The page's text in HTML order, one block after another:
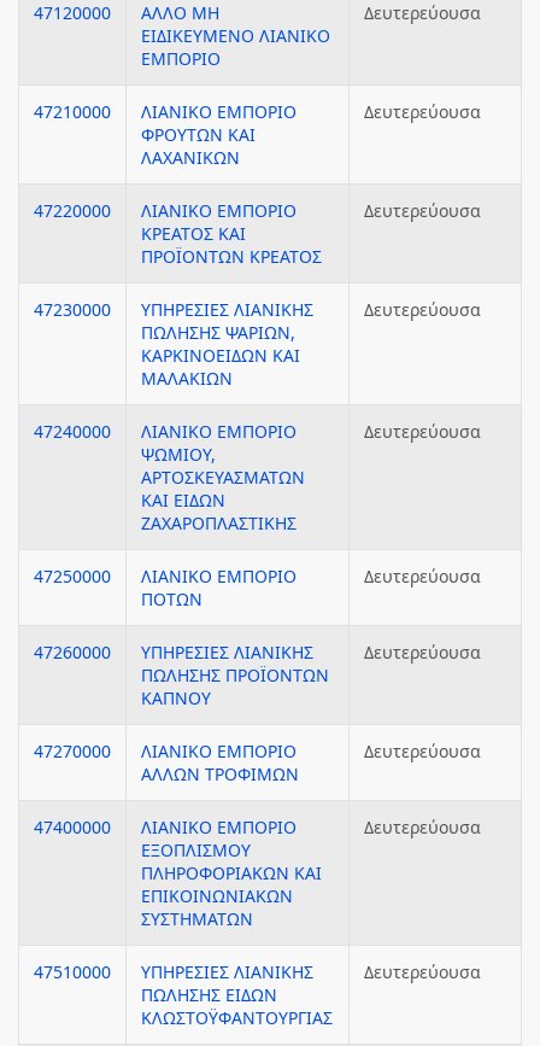
47120000
ΑΛΛΟ ΜΗ
ΕΙΔΙΚΕΥΜΕΝΟ ΛΙΑΝΙΚΟ
ΕΜΠΟΡΙΟ
Δευτερεύουσα
47210000
ΛΙΑΝΙΚΟ ΕΜΠΟΡΙΟ
ΦΡΟΥΤΩΝ ΚΑΙ
ΛΑΧΑΝΙΚΩΝ
Δευτερεύουσα
47220000
ΛΙΑΝΙΚΟ ΕΜΠΟΡΙΟ
ΚΡΕΑΤΟΣ ΚΑΙ
ΠΡΟΪΟΝΤΩΝ ΚΡΕΑΤΟΣ
Δευτερεύουσα
47230000
ΥΠΗΡΕΣΙΕΣ ΛΙΑΝΙΚΗΣ
ΠΩΛΗΣΗΣ ΨΑΡΙΩΝ,
ΚΑΡΚΙΝΟΕΙΔΩΝ ΚΑΙ
ΜΑΛΑΚΙΩΝ
Δευτερεύουσα
47240000
ΛΙΑΝΙΚΟ ΕΜΠΟΡΙΟ
ΨΩΜΙΟΥ,
ΑΡΤΟΣΚΕΥΑΣΜΑΤΩΝ
ΚΑΙ ΕΙΔΩΝ
ΖΑΧΑΡΟΠΛΑΣΤΙΚΗΣ
Δευτερεύουσα
47250000
ΛΙΑΝΙΚΟ ΕΜΠΟΡΙΟ
ΠΟΤΩΝ
Δευτερεύουσα
47260000
ΥΠΗΡΕΣΙΕΣ ΛΙΑΝΙΚΗΣ
ΠΩΛΗΣΗΣ ΠΡΟΪΟΝΤΩΝ
ΚΑΠΝΟΥ
Δευτερεύουσα
47270000
ΛΙΑΝΙΚΟ ΕΜΠΟΡΙΟ
ΑΛΛΩΝ ΤΡΟΦΙΜΩΝ
Δευτερεύουσα
47400000
ΛΙΑΝΙΚΟ ΕΜΠΟΡΙΟ
ΕΞΟΠΛΙΣΜΟΥ
ΠΛΗΡΟΦΟΡΙΑΚΩΝ ΚΑΙ
ΕΠΙΚΟΙΝΩΝΙΑΚΩΝ
ΣΥΣΤΗΜΑΤΩΝ
Δευτερεύουσα
47510000
ΥΠΗΡΕΣΙΕΣ ΛΙΑΝΙΚΗΣ
ΠΩΛΗΣΗΣ ΕΙΔΩΝ
ΚΛΩΣΤΟΫΦΑΝΤΟΥΡΓΙΑΣ
Δευτερεύουσα